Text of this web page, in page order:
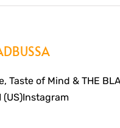
Taste of Mind & THE
(US)Instagram